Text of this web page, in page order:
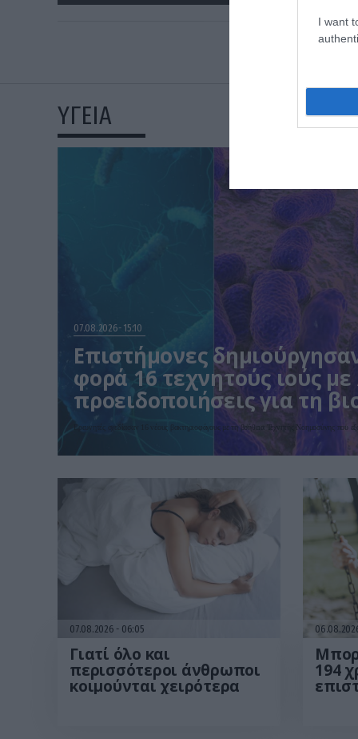
I want
ΥΓΕΙΑ
07.08.2026 15:10
Επιστήμονες
φορά 16 τεχνητούς ιούς με
προειδοποιήσεις για τη
Ερευνητές σχεδίασαν 16 νέους βακτηριοφάγους με τη βοήθεια Τεχνητής Νοημοσύνης που
07.08.2026 06:05
Γιατί όλο και
περισσότεροι άνθρωποι
κοιμούνται χειρότερα
194